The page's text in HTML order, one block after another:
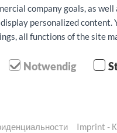
company goals, as
personalized
all functions of the site
Notwendig
Imprint -